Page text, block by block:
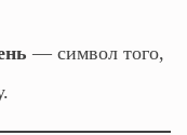
— символ того,